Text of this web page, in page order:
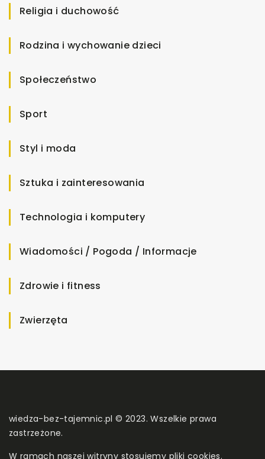
Religia i duchowość
Rodzina i wychowanie dzieci
Społeczeństwo
Sport
Styl i moda
Sztuka i zainteresowania
Technologia i komputery
Wiadomości / Pogoda / Informacje
Zdrowie i fitness
Zwierzęta
wiedza-bez-tajemnic.pl © 2023. Wszelkie prawa
zastrzeżone.
W ramach naszej witryny stosujemy pliki cookies.